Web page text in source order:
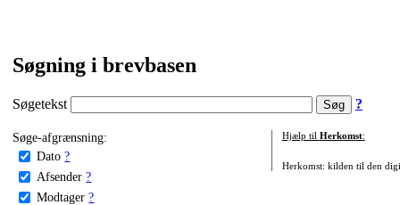
Søgning i brevbasen
Søgetekst ?
Søge-afgrænsning:
Dato ?
Afsender ?
Modtager ?
Hjælp til Herkomst:
Herkomst: kilden til den